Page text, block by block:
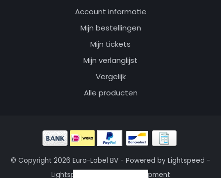
Account informatie
Mijn bestellingen
Mijn tickets
Mijn verlanglijst
Vergelijk
Alle producten
© Copyright 2026 Euro-Label BV - Powered by Lightspeed -
Lightspeed design
Dyvelopment